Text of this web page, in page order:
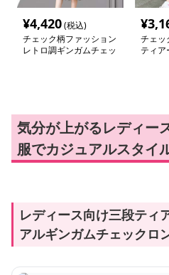
¥4,420(税込)
チェック柄ファッション
レトロ調ギンガムチェッ
¥
チェッ
ティア
気分が上がるレディー
服でカジュアルスタイ
レディース向け三段ティ
アルギンガムチェックロ